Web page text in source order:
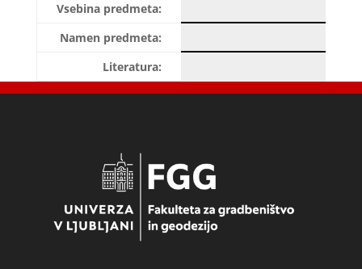
Vsebina predmeta:
Namen predmeta:
Literatura: